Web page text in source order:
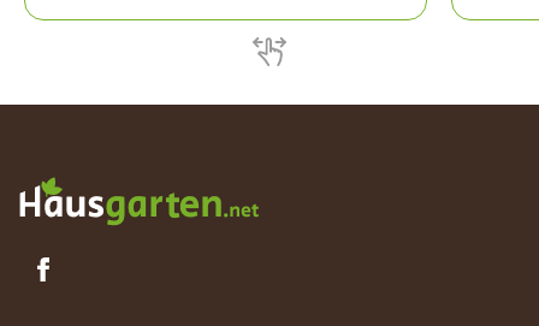
Umtopfen beschränkt. Dies mag bei einigen
Sukkulenten auch so sein, die Pflege von